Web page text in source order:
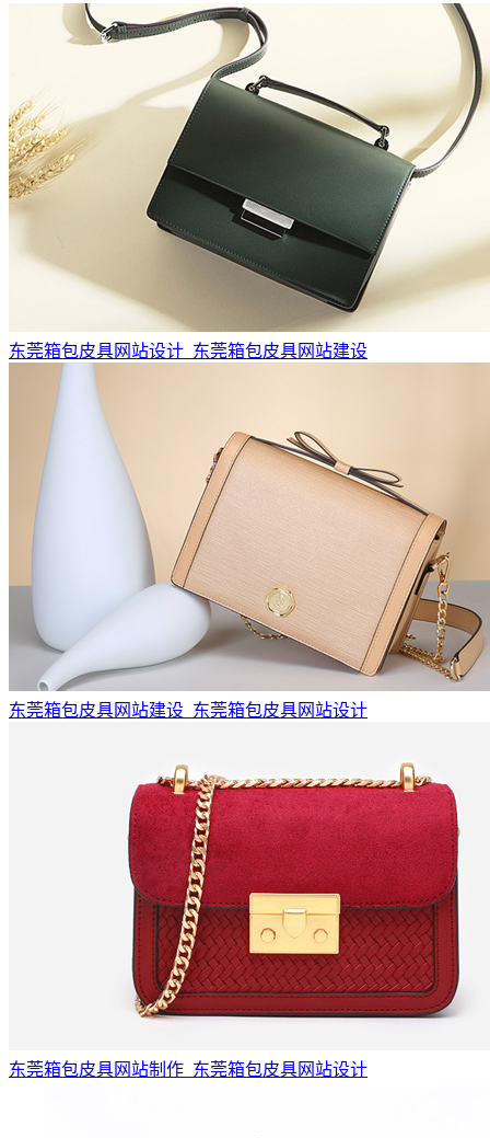
东莞箱包皮具网站设计_东莞箱包皮具网站建设
东莞箱包皮具网站建设_东莞箱包皮具网站设计
东莞箱包皮具网站制作_东莞箱包皮具网站设计